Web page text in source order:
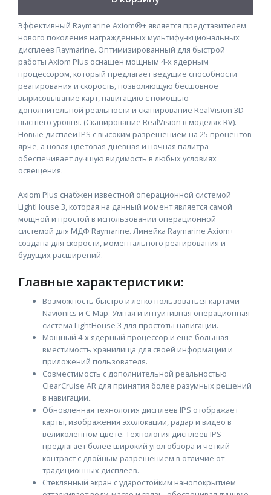
Эффективный Raymarine Axiom®+ является представителем
нового поколения награжденных мультифункциональных
дисплеев Raymarine. Оптимизированный для быстрой
работы Axiom Plus оснащен мощным 4-х ядерным
процессором, который предлагает ведущие способности
реагирования и скорость, позволяющую бесшовное
вырисовывание карт, навигацию с помощью
дополнительной реальности и сканирование RealVision 3D
высшего уровня. (Сканирование RealVision в моделях RV).
Новые дисплеи IPS с высоким разрешением на 25 процентов
ярче, а новая цветовая дневная и ночная палитра
обеспечивает лучшую видимость в любых условиях
освещения.
Axiom Plus снабжен известной операционной системой
LightHouse 3, которая на данный момент является самой
мощной и простой в использовании операционной
системой для МДФ Raymarine. Линейка Raymarine Axiom+
создана для скорости, моментального реагирования и
будущих расширений.
Главные характеристики:
Возможность быстро и легко пользоваться картами
Navionics и C-Map. Умная и интуитивная операционная
система LightHouse 3 для простоты навигации.
Мощный 4-х ядерный процессор и еще большая
вместимость хранилища для своей информации и
приложений пользователя.
Совместимость с дополнительной реальностью
ClearCruise AR для принятия более разумных решений
в навигации..
Обновленная технология дисплеев IPS отображает
карты, изображения эхолокации, радар и видео в
великолепном цвете. Технология дисплеев IPS
предлагает более широкий угол обзора и четкий
контраст с двойным разрешением в отличие от
традиционных дисплеев.
Стеклянный экран с ударостойким нанопокрытием